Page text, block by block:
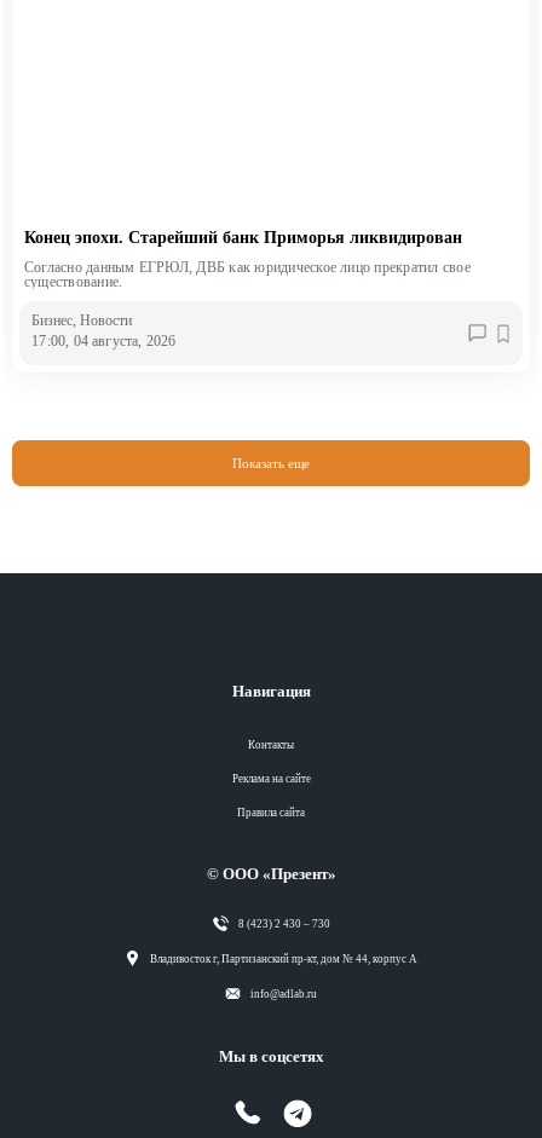
Конец эпохи. Старейший банк Приморья ликвидирован
Согласно данным ЕГРЮЛ, ДВБ как юридическое лицо прекратил свое
существование.
Бизнес , Новости
17:00, 04 августа, 2026
Показать еще
Навигация
Контакты
Реклама на сайте
Правила сайта
© ООО «Презент»
8 (423) 2 430 – 730
Владивосток г, Партизанский пр-кт, дом № 44, корпус А
info@adlab.ru
Мы в соцсетях